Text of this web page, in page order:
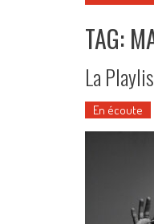
TAG:
La
En écoute